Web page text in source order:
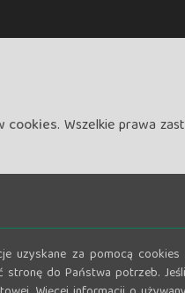
cookies. Wszelkie prawa
uzyskane za pomocą cookies
do Państwa potrzeb.